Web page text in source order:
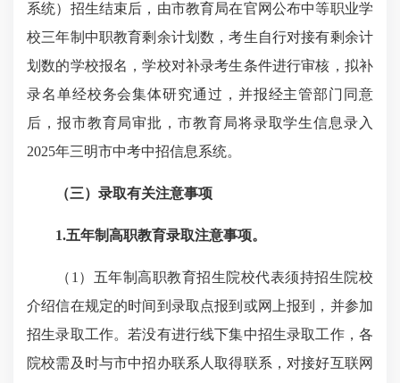
系统）招生结束后，由市教育局在官网公布中等职业学
校三年制中职教育剩余计划数，考生自行对接有剩余计
划数的学校报名，学校对补录考生条件进行审核，拟补
录名单经校务会集体研究通过，并报经主管部门同意
后，报市教育局审批，市教育局将录取学生信息录入
2025年三明市中考中招信息系统。
（三）录取有关注意事项
1.五年制高职教育录取注意事项。
（1）五年制高职教育招生院校代表须持招生院校
介绍信在规定的时间到录取点报到或网上报到，并参加
招生录取工作。若没有进行线下集中招生录取工作，各
院校需及时与市中招办联系人取得联系，对接好互联网